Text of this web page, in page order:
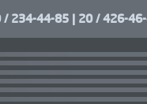
/ 234-44-85 | 20 / 426-